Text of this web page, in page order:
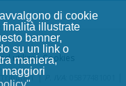
di cookie
illustrate
banner,
su un link o
maniera,
utilizzo Cookies
Tributari|P. IVA